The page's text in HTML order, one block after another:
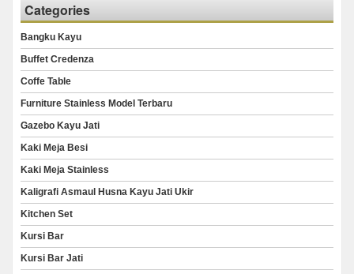
Categories
Bangku Kayu
Buffet Credenza
Coffe Table
Furniture Stainless Model Terbaru
Gazebo Kayu Jati
Kaki Meja Besi
Kaki Meja Stainless
Kaligrafi Asmaul Husna Kayu Jati Ukir
Kitchen Set
Kursi Bar
Kursi Bar Jati